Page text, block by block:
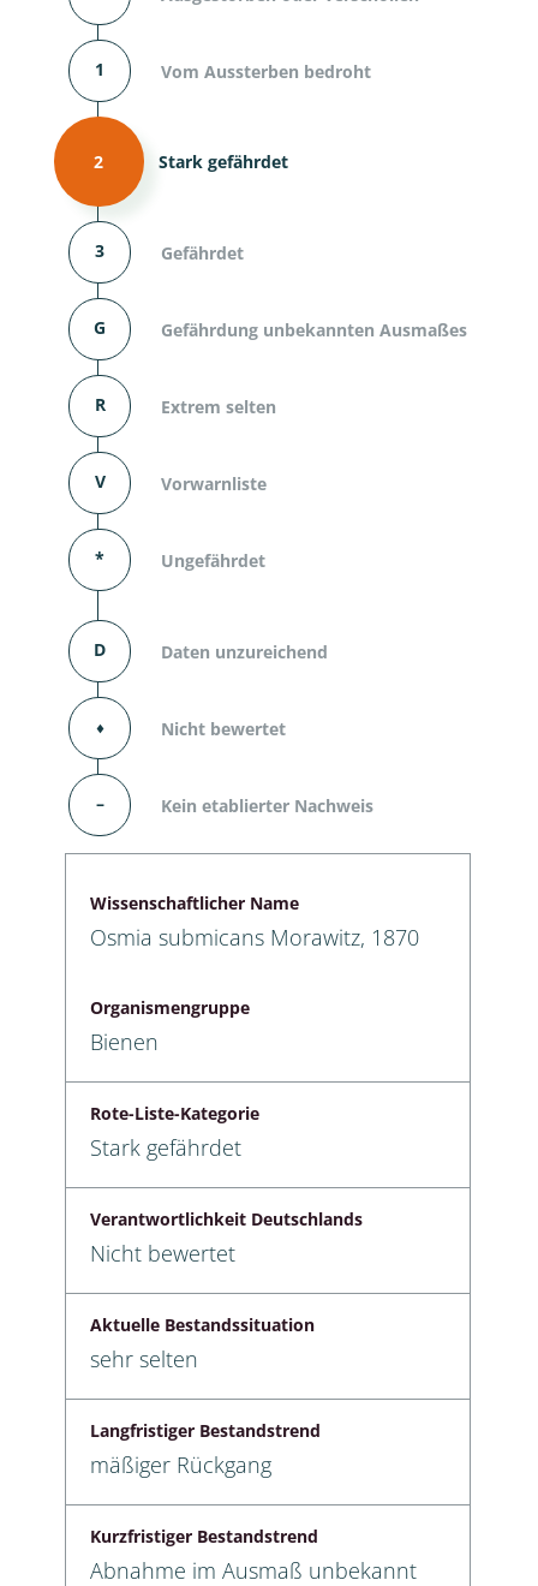
1 Vom Aussterben bedroht
2 Stark gefährdet
3 Gefährdet
G Gefährdung unbekannten Ausmaßes
R Extrem selten
V Vorwarnliste
* Ungefährdet
D Daten unzureichend
⬧ Nicht bewertet
– Kein etablierter Nachweis
Wissenschaftlicher Name
Osmia submicans Morawitz, 1870
Organismengruppe
Bienen
Rote-Liste-Kategorie
Stark gefährdet
Verantwortlichkeit Deutschlands
Nicht bewertet
Aktuelle Bestandssituation
sehr selten
Langfristiger Bestandstrend
mäßiger Rückgang
Kurzfristiger Bestandstrend
Abnahme im Ausmaß unbekannt